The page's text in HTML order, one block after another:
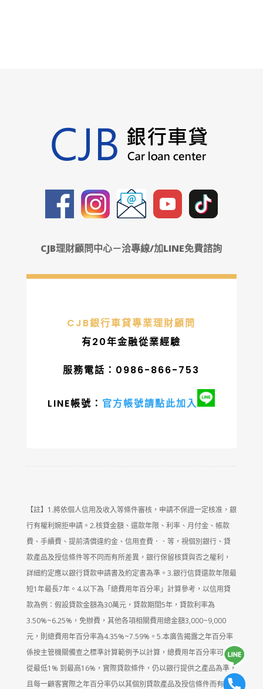
CJB理財顧問中心－洽專線/加LINE免費諮詢
CJB銀行車貸專業理財顧問
有20年金融從業經驗
服務電話：0986-866-753
LINE帳號： 官方帳號請點此加入
【註】1.將依個人信用及收入等條件審核，申請不保證一定核准，銀
行有權利婉拒申請。2.核貸金額、還款年限、利率、月付金、帳款
費、手續費、提前清償違約金、信用查費．．等，視個別銀行、貸
款產品及授信條件等不同而有所差異，銀行保留核貸與否之權利，
詳細約定應以銀行貸款申請書及約定書為準。3.銀行信貸還款年限最
短1年最長7年。4.以下為「總費用年百分率」計算參考，以信用貸
款為例：假設貸款金額為30萬元，貸款期間5年，貸款利率為
3.50%~6.25%，免辦費，其他各項相關費用總金額3,000~9,000
元，則總費用年百分率為4.35%~7.59%。5.本廣告揭露之年百分率
係按主管機關備查之標準計算範例予以計算，總費用年百分率可能
從最低1% 到最高16%，實際貸款條件，仍以銀行提供之產品為準，
且每一顧客實際之年百分率仍以其個別貸款產品及授信條件而有所